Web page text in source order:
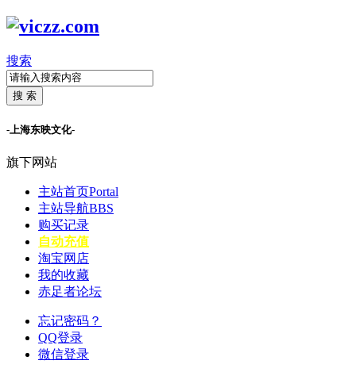
搜索
搜 索
-上海东映文化-
旗下网站
主站首页Portal
主站导航BBS
购买记录
自动充值
淘宝网店
我的收藏
赤足者论坛
忘记密码？
QQ登录
微信登录